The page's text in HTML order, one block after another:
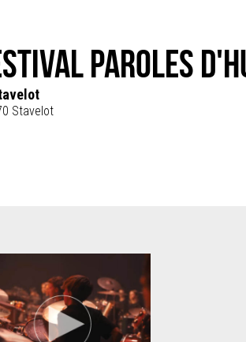
Paroles
Stavelot